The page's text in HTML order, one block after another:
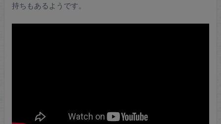
持ちもあるようです。